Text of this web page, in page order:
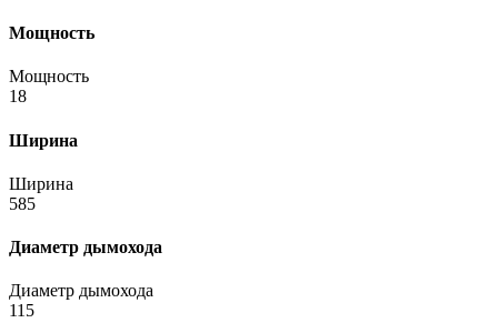
Мощность
Мощность
18
Ширина
Ширина
585
Диаметр дымохода
Диаметр дымохода
115